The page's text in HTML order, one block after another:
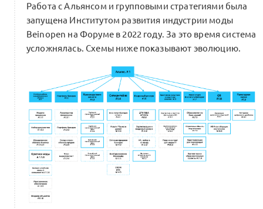
Сертификация первой группы
0
Хакатон 25 30 комментариев
Шаг 3.1. Траектория маркам: групповой
поиск новых рабочих инструментов
0
0 комментариев
Интро: Артём Глебов 0
Работа с Альянсом и групповыми стратегиями была
запущена Институтом развития индустрии моды
Beinopen на Форуме в 2022 году. За это время система
усложнялась. Схемы ниже показывают эволюцию.